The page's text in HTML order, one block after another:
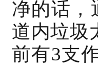
净的话，
道内垃圾
前有3支